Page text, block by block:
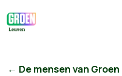
← De mensen van